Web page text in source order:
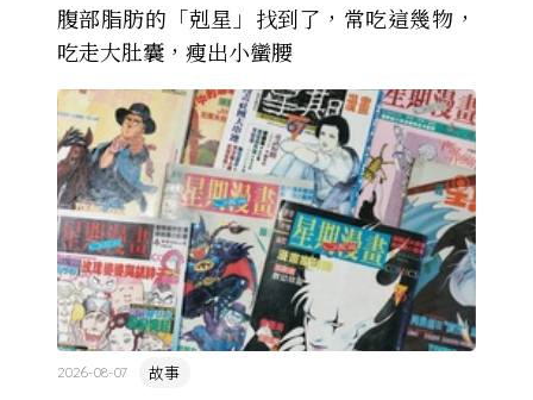
腹部脂肪的「剋星」找到了，常吃這幾物，
吃走大肚囊，瘦出小蠻腰
故事
2026-08-07